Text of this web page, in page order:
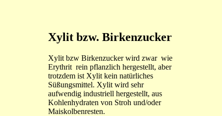
Xylit bzw. Birkenzucker
Xylit bzw Birkenzucker wird zwar wie
Erythrit rein pflanzlich hergestellt, aber
trotzdem ist Xylit kein natürliches
Süßungsmittel. Xylit wird sehr
aufwendig industriell hergestellt, aus
Kohlenhydraten von Stroh und/oder
Maiskolbenresten.